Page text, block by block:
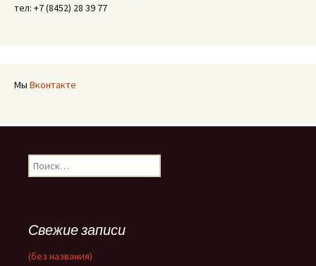
тел: +7 (8452) 28 39 77
Мы Вконтакте
Найти:
Свежие записи
(без названия)